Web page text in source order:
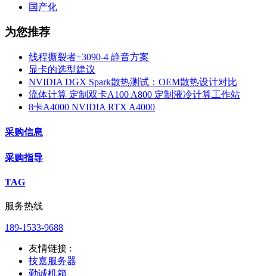
国产化
为您推荐
线程撕裂者+3090-4 静音方案
显卡的选型建议
NVIDIA DGX Spark散热测试：OEM散热设计对比
流体计算 定制双卡A100 A800 定制液冷计算工作站
8卡A4000 NVIDIA RTX A4000
采购信息
采购指导
TAG
服务热线
189-1533-9688
友情链接 :
技嘉服务器
勤诚机箱